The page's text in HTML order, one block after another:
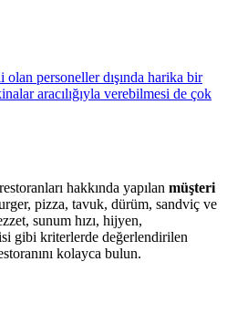
personeller dışında harika bir
aracılığıyla verebilmesi de çok
hakkında yapılan müşteri
pizza, tavuk, dürüm, sandviç ve
sunum hızı, hijyen,
gibi kriterlerde değerlendirilen
kolayca bulun.